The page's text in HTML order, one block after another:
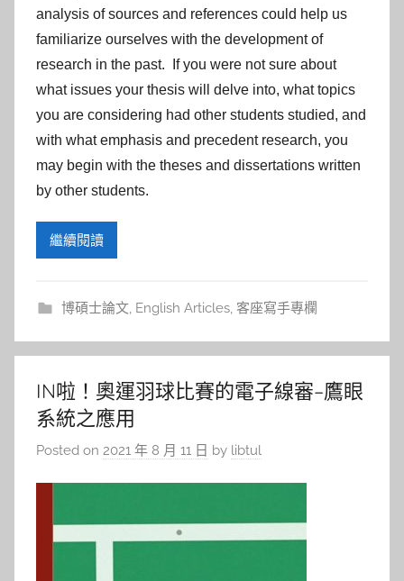
格
analysis of sources and references could help us
familiarize ourselves with the development of
research in the past. If you were not sure about
what issues your thesis will delve into, what topics
you are considering had other students studied, and
with what emphasis and precedent research, you
may begin with the theses and dissertations written
by other students.
繼續閱讀
博碩士論文, English Articles, 客座寫手專欄
IN啦！奧運羽球比賽的電子線審–鷹眼
系統之應用
Posted on 2021 年 8 月 11 日 by libtul